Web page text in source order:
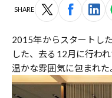
SHARE
2015年からスタートし
した、去る12月に行わ
温かな雰囲気に包まれた